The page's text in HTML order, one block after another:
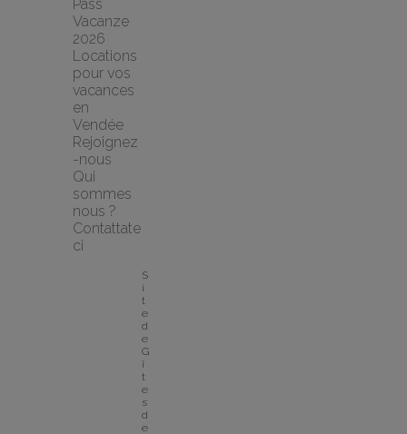
Pass
Vacanze
2026
Locations
pour vos
vacances
en
Vendée
Rejoignez
-nous
Qui
sommes
nous ?
Contattate
ci
S
i
t
e
d
e
G
î
t
e
s
d
e